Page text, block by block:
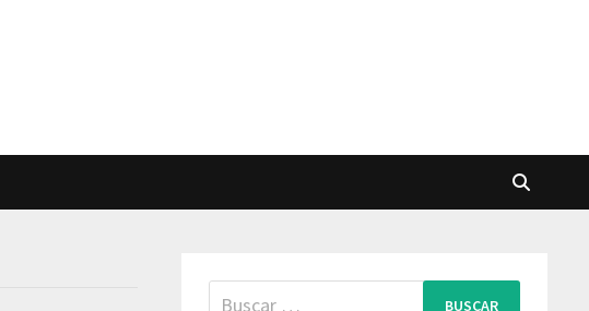
Buscar: